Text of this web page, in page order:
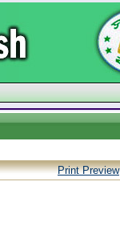
Print Preview